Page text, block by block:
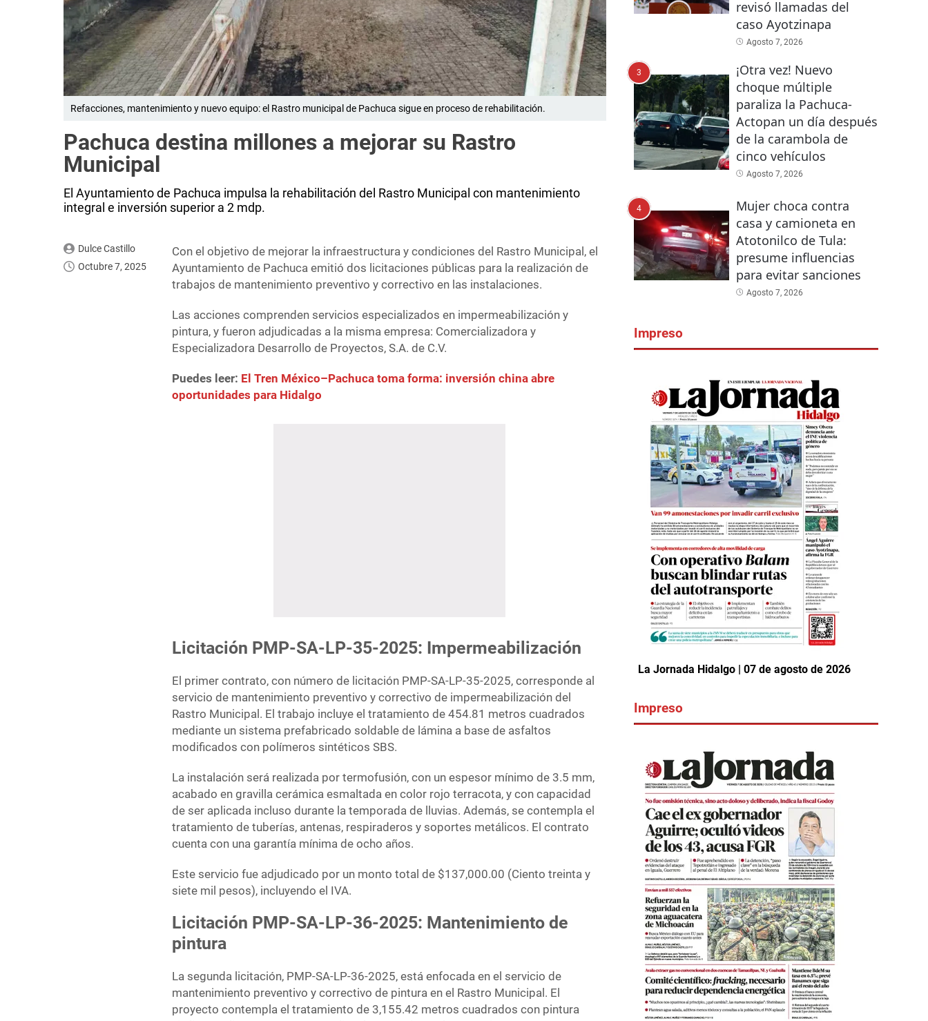
Refacciones, mantenimiento y nuevo equipo: el Rastro municipal de Pachuca sigue en proceso de rehabilitación.
Pachuca destina millones a mejorar su Rastro
Municipal
El Ayuntamiento de Pachuca impulsa la rehabilitación del Rastro Municipal con mantenimiento
integral e inversión superior a 2 mdp.
Dulce Castillo
Octubre 7, 2025
Con el objetivo de mejorar la infraestructura y condiciones del Rastro Municipal, el
Ayuntamiento de Pachuca emitió dos licitaciones públicas para la realización de
trabajos de mantenimiento preventivo y correctivo en las instalaciones.
Las acciones comprenden servicios especializados en impermeabilización y
pintura, y fueron adjudicadas a la misma empresa: Comercializadora y
Especializadora Desarrollo de Proyectos, S.A. de C.V.
Puedes leer: El Tren México–Pachuca toma forma: inversión china abre
oportunidades para Hidalgo
Licitación PMP-SA-LP-35-2025: Impermeabilización
El primer contrato, con número de licitación PMP-SA-LP-35-2025, corresponde al
servicio de mantenimiento preventivo y correctivo de impermeabilización del
Rastro Municipal. El trabajo incluye el tratamiento de 454.81 metros cuadrados
mediante un sistema prefabricado soldable de lámina a base de asfaltos
modificados con polímeros sintéticos SBS.
La instalación será realizada por termofusión, con un espesor mínimo de 3.5 mm,
acabado en gravilla cerámica esmaltada en color rojo terracota, y con capacidad
de ser aplicada incluso durante la temporada de lluvias. Además, se contempla el
tratamiento de tuberías, antenas, respiraderos y soportes metálicos. El contrato
cuenta con una garantía mínima de ocho años.
Este servicio fue adjudicado por un monto total de $137,000.00 (Ciento treinta y
siete mil pesos), incluyendo el IVA.
Licitación PMP-SA-LP-36-2025: Mantenimiento de
pintura
La segunda licitación, PMP-SA-LP-36-2025, está enfocada en el servicio de
mantenimiento preventivo y correctivo de pintura en el Rastro Municipal. El
proyecto contempla el tratamiento de 3,155.42 metros cuadrados con pintura
revisó llamadas del
caso Ayotzinapa
Agosto 7, 2026
3
¡Otra vez! Nuevo
choque múltiple
paraliza la Pachuca-
Actopan un día después
de la carambola de
cinco vehículos
Agosto 7, 2026
4
Mujer choca contra
casa y camioneta en
Atotonilco de Tula:
presume influencias
para evitar sanciones
Agosto 7, 2026
Impreso
La Jornada Hidalgo | 07 de agosto de 2026
Impreso